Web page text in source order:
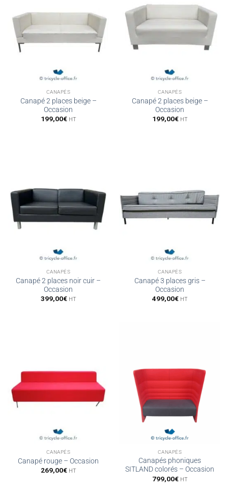
CANAPÉS
Canapé 2 places beige –
Occasion
199,00€ HT
CANAPÉS
Canapé 2 places beige –
Occasion
199,00€ HT
CANAPÉS
Canapé 2 places noir cuir –
Occasion
399,00€ HT
CANAPÉS
Canapé 3 places gris –
Occasion
499,00€ HT
CANAPÉS
Canapé rouge – Occasion
269,00€ HT
CANAPÉS
Canapés phoniques
SITLAND colorés – Occasion
799,00€ HT